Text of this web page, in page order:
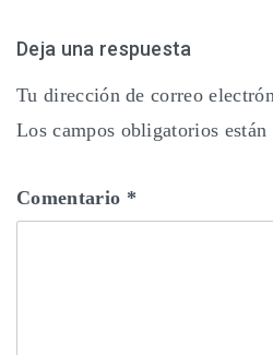
Deja una respuesta
Tu dirección de correo
Los campos obligatorios están
Comentario *